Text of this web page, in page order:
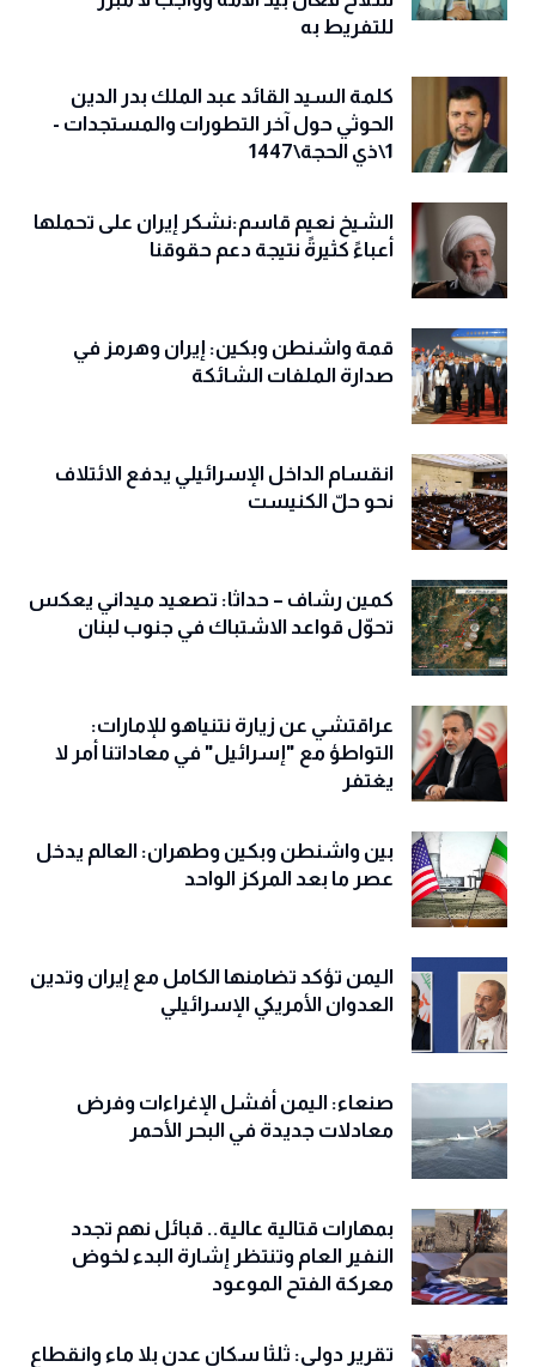
للتفريط به
كلمة السيد القائد عبد الملك بدر الدين
الحوثي حول آخر التطورات والمستجدات -
1\ذي الحجة\1447
الشيخ نعيم قاسم:نشكر إيران على تحملها
أعباءً كثيرةً نتيجة دعم حقوقنا
قمة واشنطن وبكين: إيران وهرمز في
صدارة الملفات الشائكة
انقسام الداخل الإسرائيلي يدفع الائتلاف
نحو حلّ الكنيست
كمين رشاف – حداثا: تصعيد ميداني يعكس
تحوّل قواعد الاشتباك في جنوب لبنان
عراقتشي عن زيارة نتنياهو للإمارات:
التواطؤ مع "إسرائيل" في معاداتنا أمر لا
يغتفر
بين واشنطن وبكين وطهران: العالم يدخل
عصر ما بعد المركز الواحد
اليمن تؤكد تضامنها الكامل مع إيران وتدين
العدوان الأمريكي الإسرائيلي
صنعاء: اليمن أفشل الإغراءات وفرض
معادلات جديدة في البحر الأحمر
بمهارات قتالية عالية.. قبائل نهم تجدد
النفير العام وتنتظر إشارة البدء لخوض
معركة الفتح الموعود
تقرير دولي: ثلثا سكان عدن بلا ماء وانقطاع